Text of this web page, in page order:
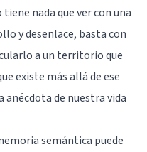
nada que ver con una
y desenlace, basta con
a un territorio que
existe más allá de ese
anécdota de nuestra vida
semántica puede